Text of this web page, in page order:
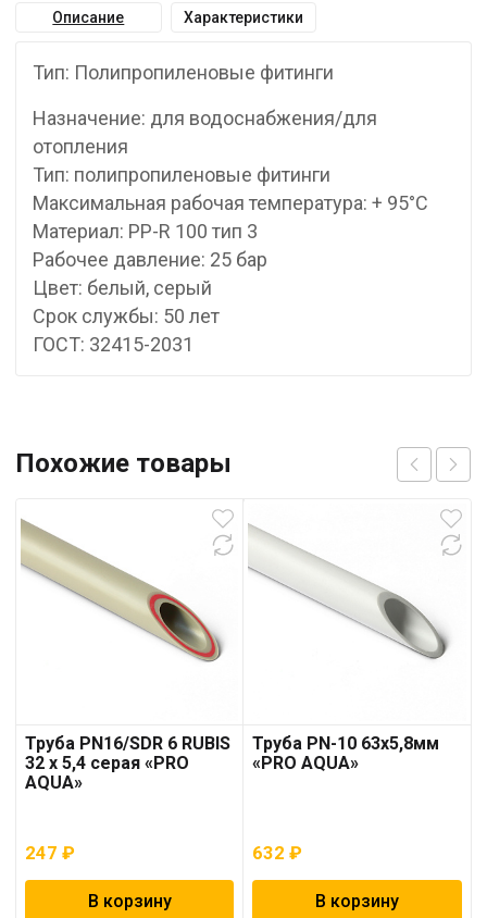
Описание Характеристики
Тип: Полипропиленовые фитинги
Назначение: для водоснабжения/для
отопления
Тип: полипропиленовые фитинги
Максимальная рабочая температура: + 95°С
Материал: PP-R 100 тип 3
Рабочее давление: 25 бар
Цвет: белый, серый
Срок службы: 50 лет
ГОСТ: 32415-2031
Похожие товары
Труба PN16/SDR 6 RUBIS
32 x 5,4 серая «PRO
AQUA»
247 ₽
В корзину
Труба PN-10 63х5,8мм
«PRO AQUA»
632₽
В корзину